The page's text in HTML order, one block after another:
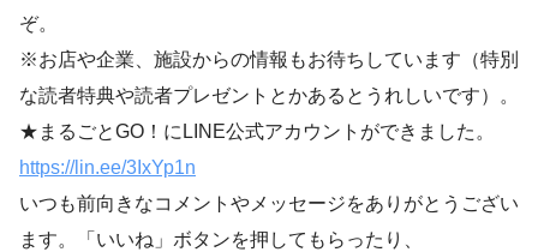
ぞ。
※お店や企業、施設からの情報もお待ちしています（特別
な読者特典や読者プレゼントとかあるとうれしいです）。
★まるごとGO！にLINE公式アカウントができました。
https://lin.ee/3IxYp1n
いつも前向きなコメントやメッセージをありがとうござい
ます。「いいね」ボタンを押してもらったり、